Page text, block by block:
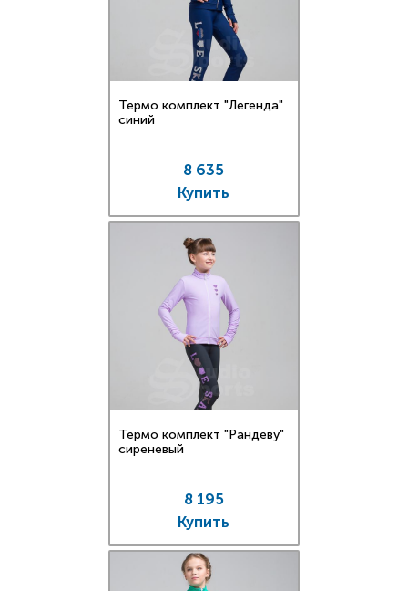
Термо комплект "Легенда"
синий
8 635
Купить
Термо комплект "Рандеву"
сиреневый
8 195
Купить